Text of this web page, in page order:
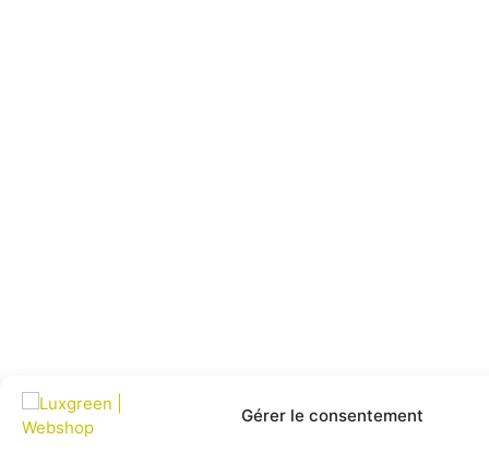
Gérer le consentement